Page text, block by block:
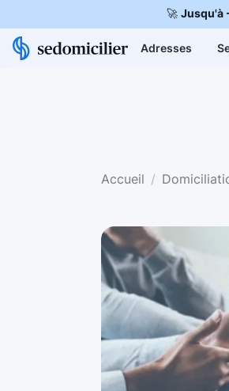
🚀 Jusqu'à
Adresses
Accueil